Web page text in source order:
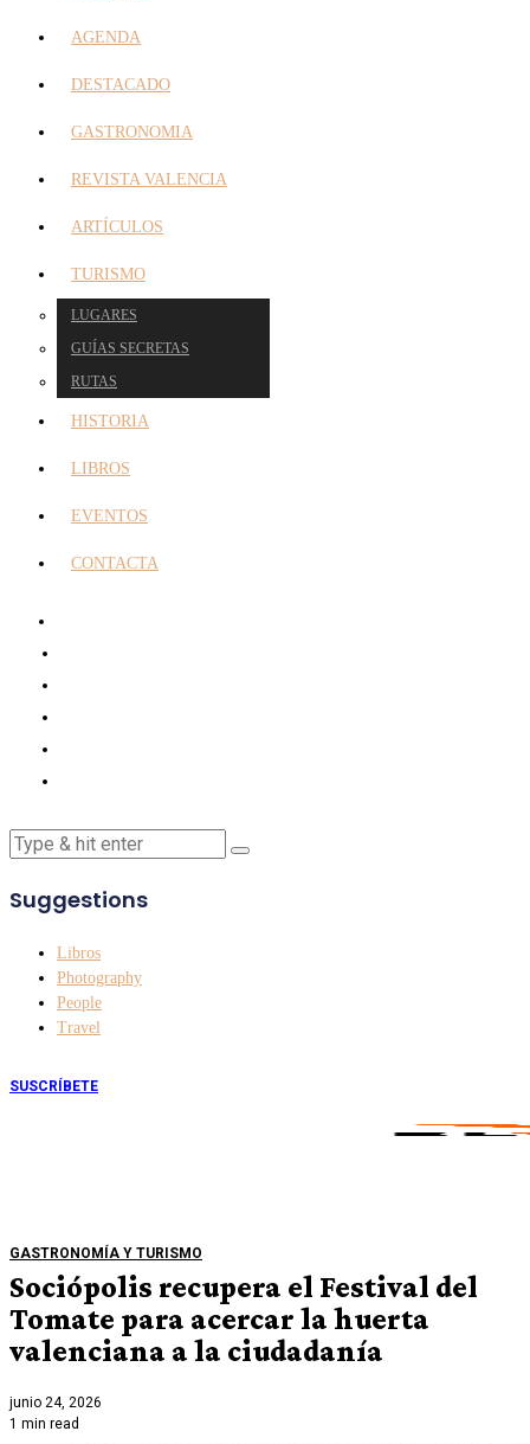
AGENDA
DESTACADO
GASTRONOMIA
REVISTA VALENCIA
ARTÍCULOS
TURISMO
LUGARES
GUÍAS SECRETAS
RUTAS
HISTORIA
LIBROS
EVENTOS
CONTACTA
Suggestions
Libros
Photography
People
Travel
SUSCRÍBETE
GASTRONOMÍA Y TURISMO
Sociópolis recupera el Festival del
Tomate para acercar la huerta
valenciana a la ciudadanía
junio 24, 2026
1 min read